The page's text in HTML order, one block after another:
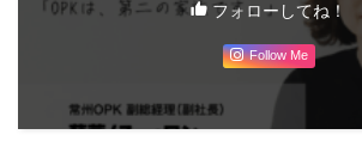
フォローしてね！
Follow Me